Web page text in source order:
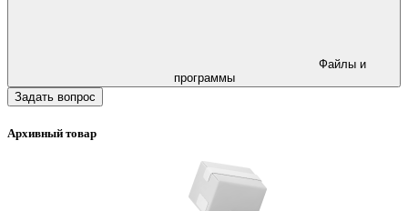
программы
Задать вопрос
Архивный товар